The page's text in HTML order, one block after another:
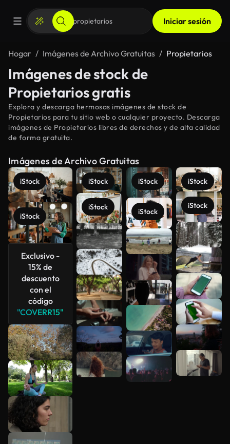
Iniciar sesión
Hogar Imágenes de Archivo Gratuitas Propietarios
Imágenes de stock de
Propietarios gratis
Explora y descarga hermosas imágenes de stock de
Propietarios para tu sitio web o cualquier proyecto. Descarga
imágenes de Propietarios libres de derechos y de alta calidad
de forma gratuita.
Imágenes de Archivo Gratuitas
iStock
iStock
Exclusivo -
15% de
descuento
con el
código
"COVERR15"
iStock
iStock
iStock
iStock
iStock
iStock
Ver más